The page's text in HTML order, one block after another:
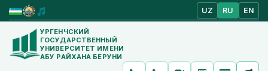
UZ RU EN
УРГЕНЧСКИЙ
ГОСУДАРСТВЕННЫЙ
УНИВЕРСИТЕТ ИМЕНИ
АБУ РАЙХАНА БЕРУНИ